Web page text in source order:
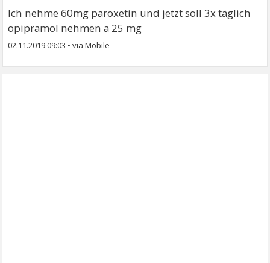
Ich nehme 60mg paroxetin und jetzt soll 3x täglich
opipramol nehmen a 25 mg
02.11.2019 09:03 •